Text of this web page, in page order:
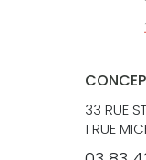
33 RUE
1 RUE